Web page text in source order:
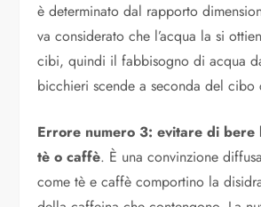
è determinato dal rapporto
va considerato che l’acqua la si
cibi, quindi il fabbisogno di acqua
bicchieri scende a seconda del cibo
Errore numero 3: evitare di bere
tè o caffè. È una convinzione
come tè e caffè comportino la